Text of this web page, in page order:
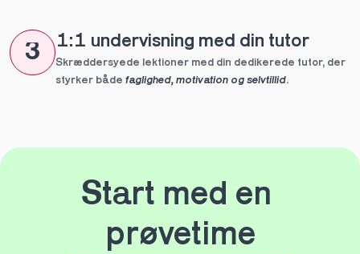
3 1:1 undervisning med din tutor
Skræddersyede lektioner med din dedikerede tutor, der
styrker både faglighed, motivation og selvtillid.
Start med en
prøvetime